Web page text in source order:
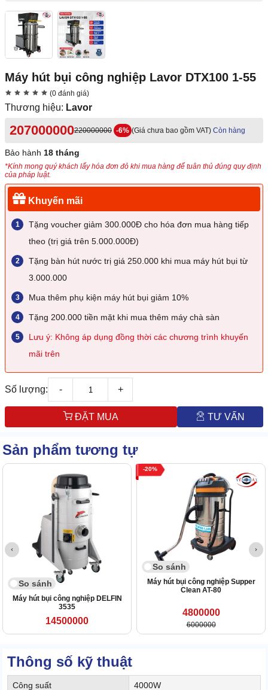
Máy hút bụi công nghiệp Lavor DTX100 1-55
(0 đánh giá)
Thương hiệu: Lavor
207000000220000000 -6% (Giá chưa bao gồm VAT) Còn hàng
Bảo hành 18 tháng
*Kính mong quý khách lấy hóa đơn đỏ khi mua hàng để tuân thủ đúng quy định
của pháp luật.
Khuyến mãi
Tặng voucher giảm 300.000Đ cho hóa đơn mua hàng tiếp
theo (trị giá trên 5.000.000Đ)
Tặng bàn hút nước trị giá 250.000 khi mua máy hút bụi từ
3.000.000
Mua thêm phụ kiện máy hút bụi giảm 10%
Tặng 200.000 tiền mặt khi mua thêm máy chà sàn
Lưu ý: Không áp dụng đồng thời các chương trình khuyến
mãi trên
Số lượng: - +
ĐẶT MUA TƯ VẤN
Sản phẩm tương tự
So sánh
Máy hút bụi công nghiệp DELFIN
3535
14500000
20
So sánh
Máy hút bụi công nghiệp Supper
Clean AT-80
4800000
6000000
Thông số kỹ thuật
Công suất 4000W